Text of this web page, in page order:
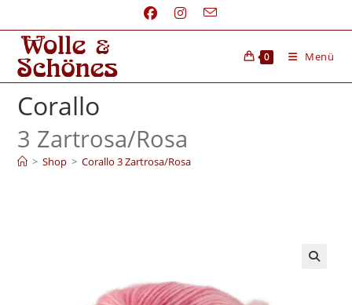
0 Menü
Corallo
3 Zartrosa/Rosa
> Shop > Corallo 3 Zartrosa/Rosa